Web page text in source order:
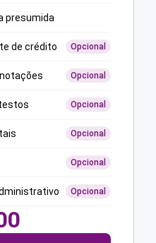
presumida
de crédito Opcional
Opcional
Opcional
Opcional
Opcional
Opcional